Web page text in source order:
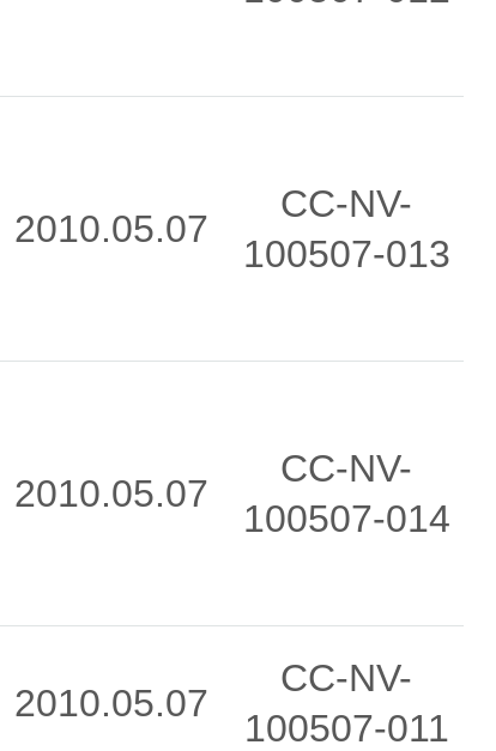
2010.05.07
CC-NV-
100507-013
2010.05.07
CC-NV-
100507-014
2010.05.07
CC-NV-
100507-011